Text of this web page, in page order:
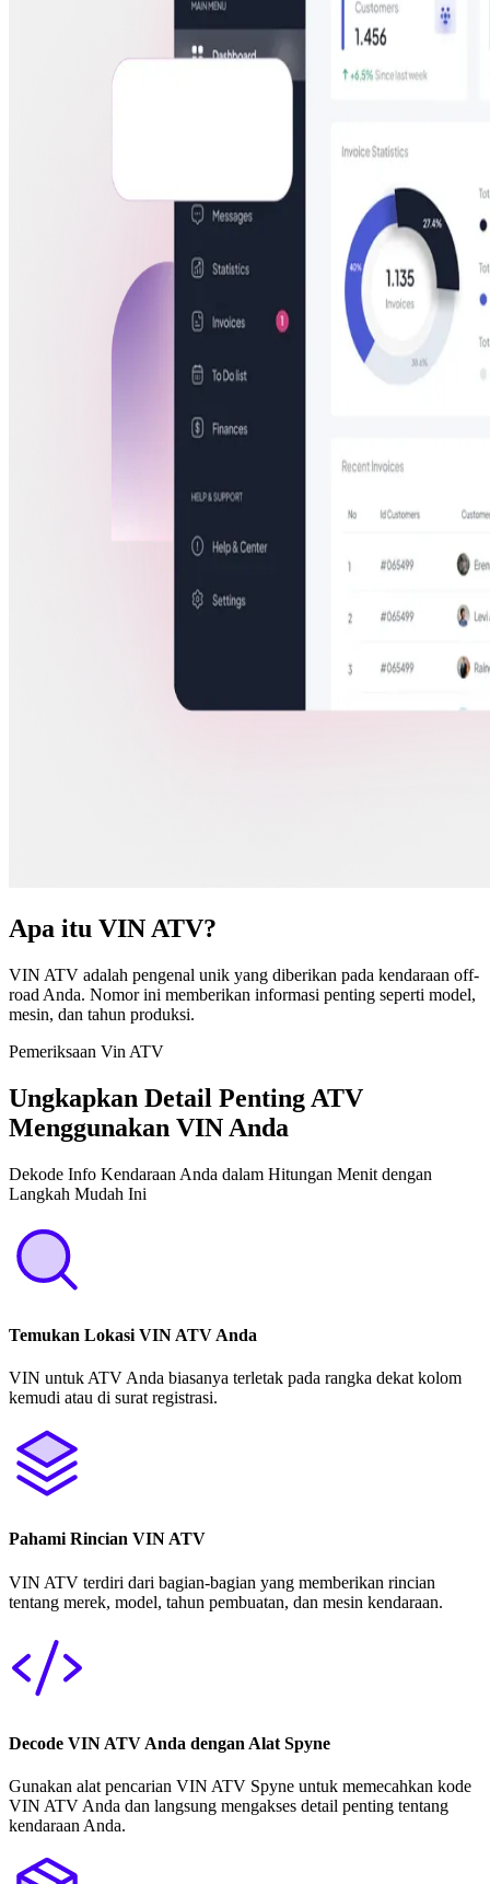
Apa itu VIN ATV?
VIN ATV adalah pengenal unik yang diberikan pada kendaraan off-
road Anda. Nomor ini memberikan informasi penting seperti model,
mesin, dan tahun produksi.
Pemeriksaan Vin ATV
Ungkapkan Detail Penting ATV
Menggunakan VIN Anda
Dekode Info Kendaraan Anda dalam Hitungan Menit dengan
Langkah Mudah Ini
Temukan Lokasi VIN ATV Anda
VIN untuk ATV Anda biasanya terletak pada rangka dekat kolom
kemudi atau di surat registrasi.
Pahami Rincian VIN ATV
VIN ATV terdiri dari bagian-bagian yang memberikan rincian
tentang merek, model, tahun pembuatan, dan mesin kendaraan.
Decode VIN ATV Anda dengan Alat Spyne
Gunakan alat pencarian VIN ATV Spyne untuk memecahkan kode
VIN ATV Anda dan langsung mengakses detail penting tentang
kendaraan Anda.